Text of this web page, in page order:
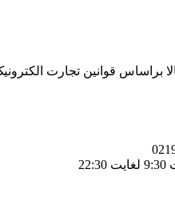
براساس قوانین تجارت